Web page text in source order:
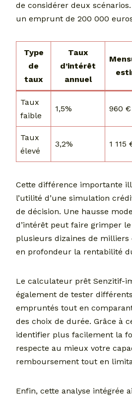
de considérer deux
un emprunt de 200 000
Type
de
taux
Taux
d’intérêt
annuel
Taux
faible
1,5% 960 €
Taux
élevé
3,2% 1 115
Cette différence importante
l’utilité d’une simulation
de décision. Une hausse
d’intérêt peut faire grimper
plusieurs dizaines de milliers
en profondeur la rentabilité
Le calculateur prêt Senzitif-
également de tester
empruntés tout en
des choix de durée. Grâce à
identifier plus facilement la
respecte au mieux votre
remboursement tout en
Enfin, cette analyse intégrée